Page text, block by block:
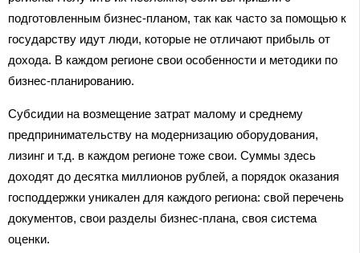
подготовленным бизнес-планом, так как часто за помощью к
государству идут люди, которые не отличают прибыль от
дохода. В каждом регионе свои особенности и методики по
бизнес-планированию.
Субсидии на возмещение затрат малому и среднему
предпринимательству на модернизацию оборудования,
лизинг и т.д. в каждом регионе тоже свои. Суммы здесь
доходят до десятка миллионов рублей, а порядок оказания
господдержки уникален для каждого региона: свой перечень
документов, свои разделы бизнес-плана, своя система
оценки.